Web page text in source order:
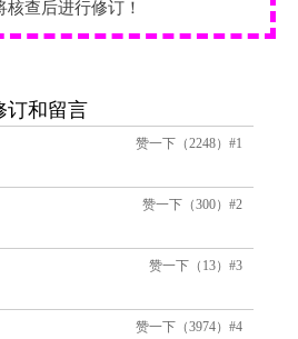
核查后进行修订！